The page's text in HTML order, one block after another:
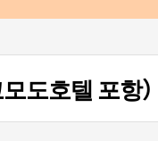
모도호텔